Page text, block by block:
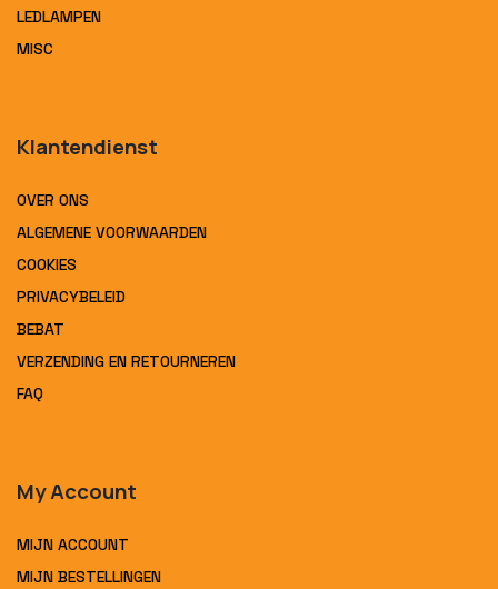
LEDLAMPEN
MISC
Klantendienst
OVER ONS
ALGEMENE VOORWAARDEN
COOKIES
PRIVACYBELEID
BEBAT
VERZENDING EN RETOURNEREN
FAQ
My Account
MIJN ACCOUNT
MIJN BESTELLINGEN